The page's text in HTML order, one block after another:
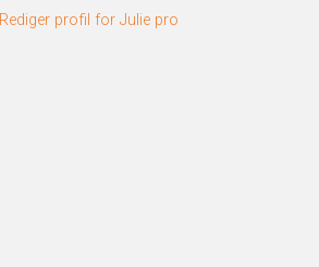
Rediger profil for Julie pro